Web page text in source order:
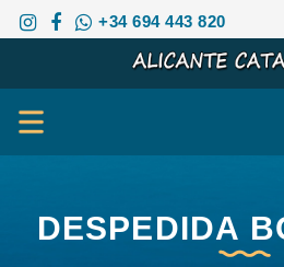
+34 694 443 820
DESPEDIDA